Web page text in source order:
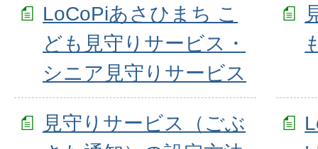
LoCoPiあさひまち こ
ども見守りサービス・
シニア見守りサービス
見守りサービス（ごぶ